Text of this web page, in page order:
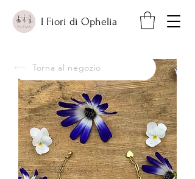
I Fiori di Ophelia
Torna al negozio